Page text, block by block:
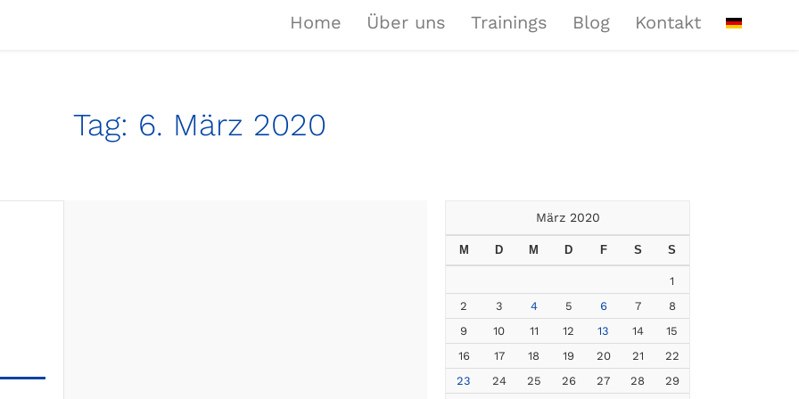
Home Über uns Trainings Blog Kontakt
Tag: 6. März 2020
März 2020
M D M D F S S
1
2
3 4 5 6 7
8
9
10 11 12 13 14
15
16
17 18 19 20 21
22
23
24 25 26 27 28
29